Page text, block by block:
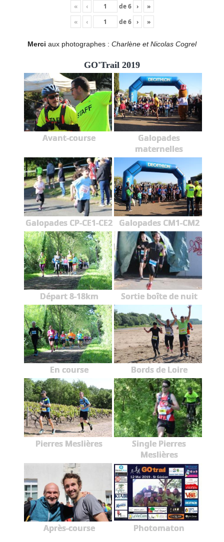
« ‹ de6 ›
»
«
‹ de6 › »
Merci aux photographes : Charlène et Nicolas Cogrel
GO'Trail 2019
Avant-course
Galopades
maternelles
Galopades CP-CE1-CE2 Galopades CM1-CM2
Départ 8-18km Sortie boîte de nuit
En course Bords de Loire
Pierres Meslières
Single Pierres
Meslières
Après-course Photomaton